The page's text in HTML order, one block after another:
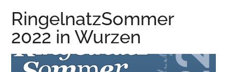
in
Wurzen
RingelnatzSommer
2022 in Wurzen